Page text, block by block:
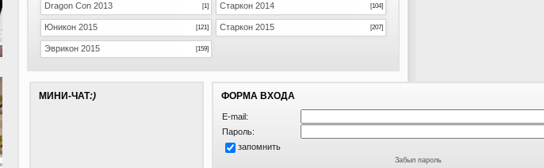
Dragon Con 2013 [1] Старкон 2014 [104]
Юникон 2015 [121] Старкон 2015 [207]
Эврикон 2015 [159]
МИНИ-ЧАТ:) ФОРМА ВХОДА
E-mail:
Пароль:
запомнить
Забыл пароль